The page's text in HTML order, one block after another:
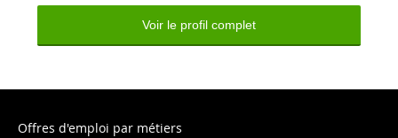
Voir le profil complet
Offres d'emploi par métiers